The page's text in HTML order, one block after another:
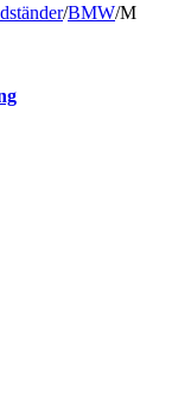
/BMW/M